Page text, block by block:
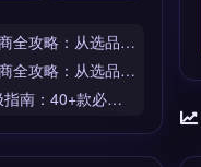
选品到爆单的完整工具链
选品到爆单的完整工具链
款必备工具全链路解析